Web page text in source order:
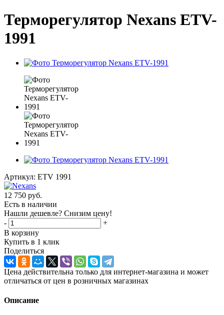
Терморегулятор Nexans ETV-
1991
Артикул: ETV 1991
12 750 руб.
Есть в наличии
Нашли дешевле? Снизим цену!
-
+
В корзину
Купить в 1 клик
Поделиться
Цена действительна только для интернет-магазина и может
отличаться от цен в розничных магазинах
Описание